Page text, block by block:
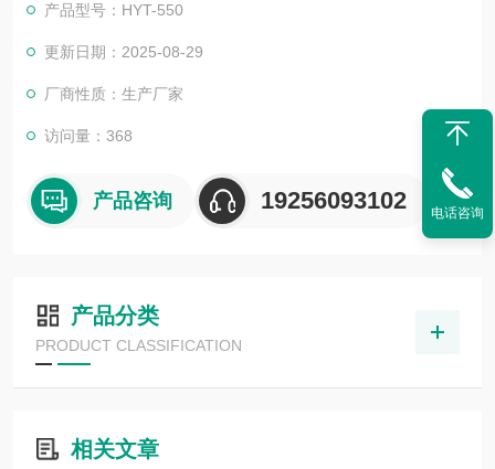
产品型号：HYT-550
更新日期：2025-08-29
厂商性质：生产厂家
访问量：368
产品咨询 19256093102
产品分类
PRODUCT CLASSIFICATION
相关文章
电话咨询